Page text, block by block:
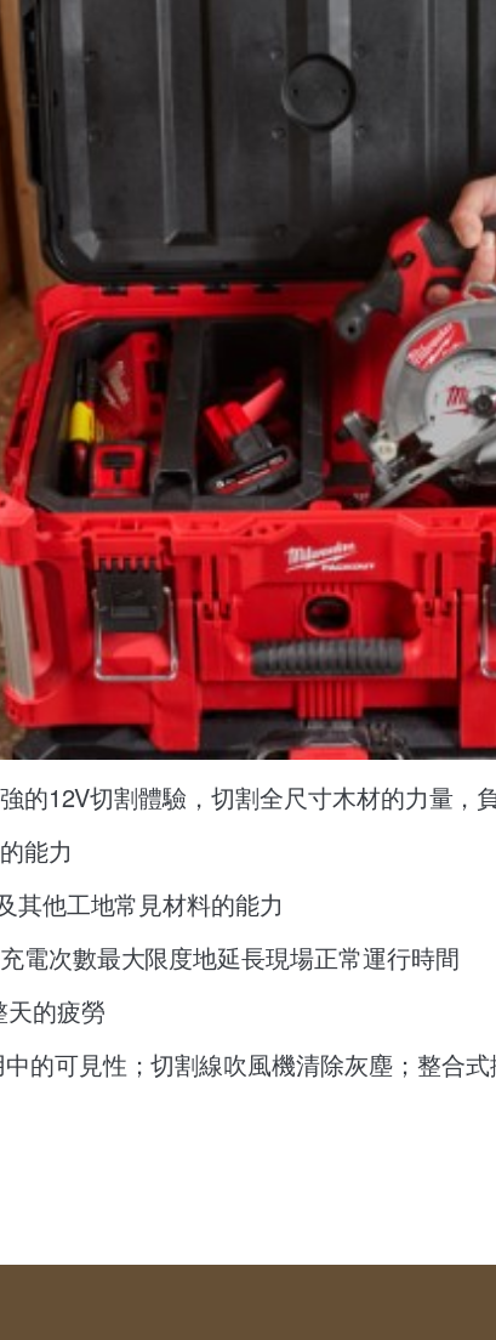
的12V切割體驗，切割全尺寸木材的力量​，
能力
其他工地常見材料的能力​
電次數最大限度地延長現場正常運行時間​
的疲勞
的可見性​；切割線吹風機清除灰塵​；整合